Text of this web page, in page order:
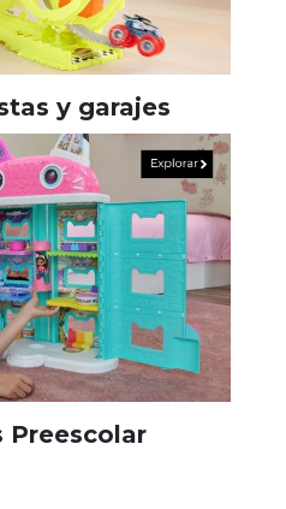
y garajes
Preescolar